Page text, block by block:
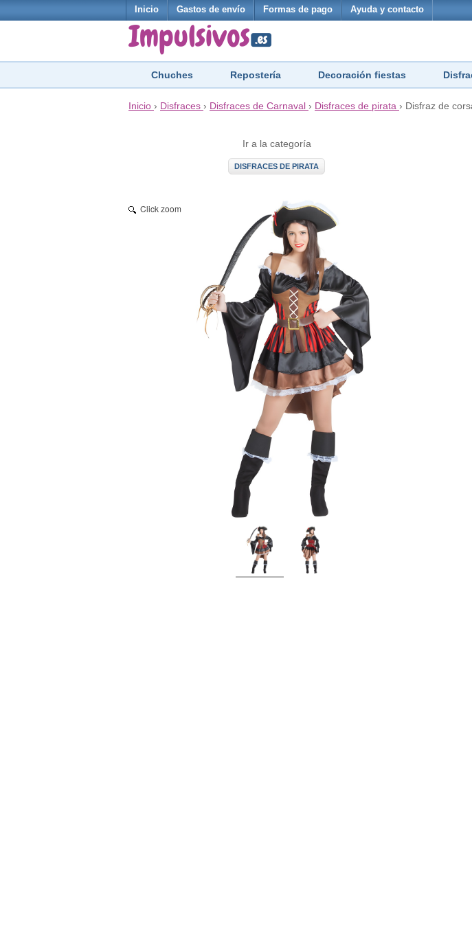
Inicio Gastos de envío Formas de pago Ayuda y contacto
Chuches Repostería Decoración fiestas
Inicio › Disfraces › Disfraces de Carnaval › Disfraces de pirata › Disfraz de
Ir a la categoría
DISFRACES DE PIRATA
Click zoom